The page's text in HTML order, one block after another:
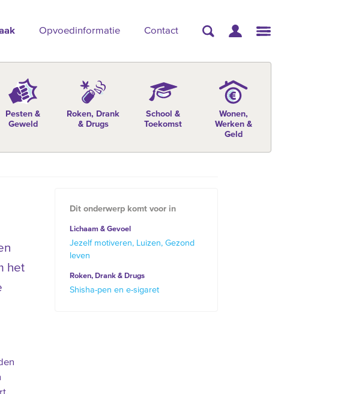
Opvoedinformatie Contact
Pesten &
Geweld
Roken, Drank
& Drugs
School &
Toekomst
Wonen,
Werken &
Geld
het
Dit onderwerp komt voor in
Lichaam & Gevoel
Jezelf motiveren Luizen Gezond
leven
Roken, Drank & Drugs
Shisha-pen en e-sigaret